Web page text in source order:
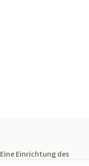
Eine Einrichtung des